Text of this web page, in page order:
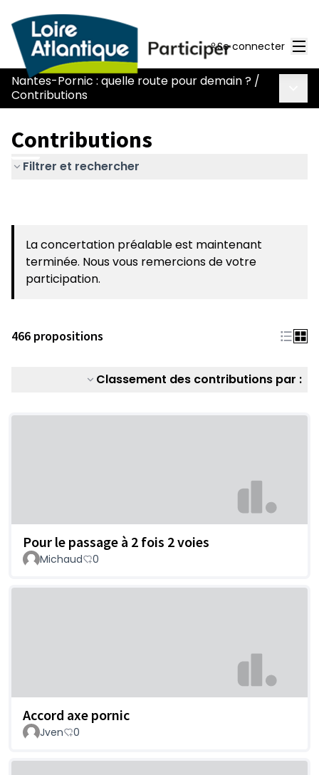
Se connecter
Nantes-Pornic : quelle route pour demain ? /
Contributions
Contributions
Filtrer et rechercher
La concertation préalable est maintenant
terminée. Nous vous remercions de votre
participation.
466 propositions
Classement des contributions par :
Pour le passage à 2 fois 2 voies
Michaud 0
Accord axe pornic
Jven 0